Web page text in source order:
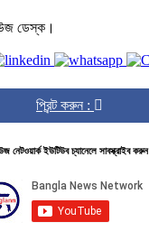
ডেস্ক।
প্রিন্ট করুন :
নেটওয়ার্ক ইউটিউব চ্যানেলে সাবস্ক্রাইব করুন